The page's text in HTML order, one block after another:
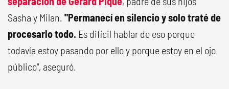
Sasha y Milan. "Permanecí en silencio y solo traté de
procesarlo todo. Es difícil hablar de eso porque
todavía estoy pasando por ello y porque estoy en el ojo
público", aseguró.